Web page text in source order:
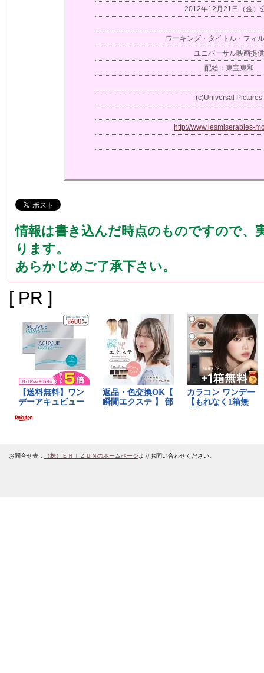
2012年12月21日（金）
ワーキング・タイトル・フィ
ユニバーサル映画提供
配給：東宝東和
(c)Universal Pictures
http://www.lesmiserables-
情報は書き込んだ時点のものですので、
ります。
あらかじめご了承下さい。
[ PR ]
お問合せ先： （株）ＥＲＩＺＵＮのホームページよりお問い合わせください。